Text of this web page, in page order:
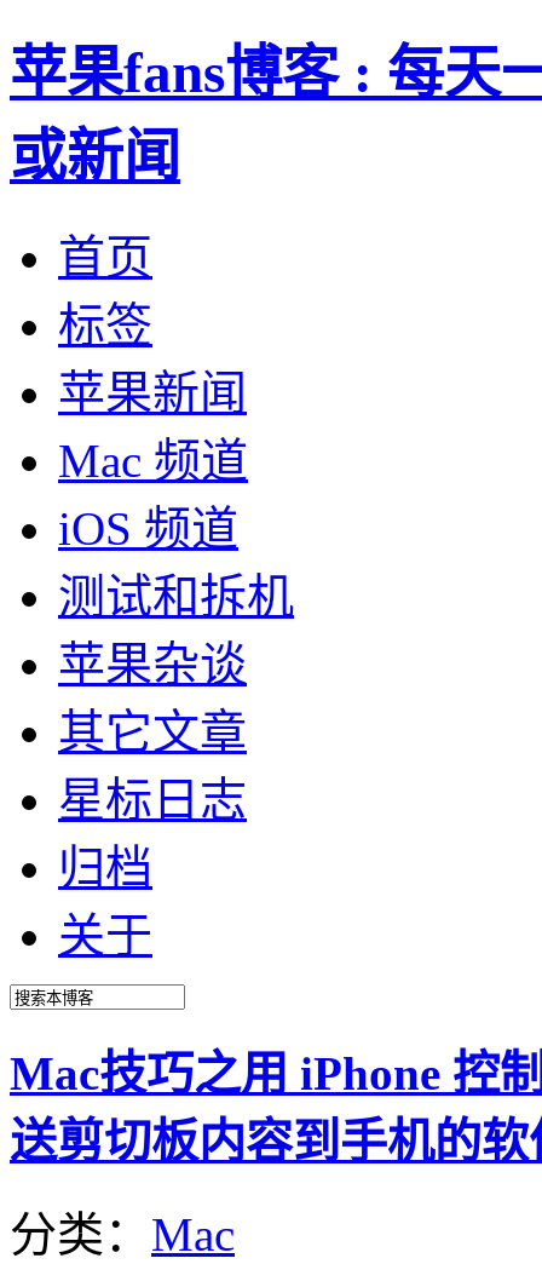
苹果fans博客 : 每天
或新闻
首页
标签
苹果新闻
Mac 频道
iOS 频道
测试和拆机
苹果杂谈
其它文章
星标日志
归档
关于
Mac技巧之用 iPhone 控
送剪切板内容到手机的
分类： Mac